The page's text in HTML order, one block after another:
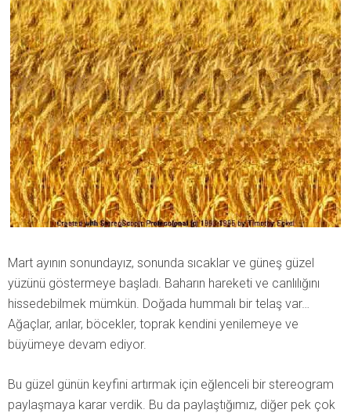
Mart ayının sonundayız, sonunda sıcaklar ve güneş güzel
yüzünü göstermeye başladı. Baharın hareketi ve canlılığını
hissedebilmek mümkün. Doğada hummalı bir telaş var…
Ağaçlar, arılar, böcekler, toprak kendini yenilemeye ve
büyümeye devam ediyor.
Bu güzel günün keyfini artırmak için eğlenceli bir stereogram
paylaşmaya karar verdik. Bu da paylaştığımız, diğer pek çok